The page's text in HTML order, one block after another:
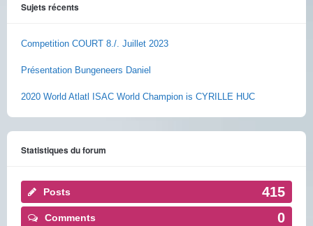
Sujets récents
Competition COURT 8./. Juillet 2023
Présentation Bungeneers Daniel
2020 World Atlatl ISAC World Champion is CYRILLE HUC
Statistiques du forum
Posts 415
Comments 0